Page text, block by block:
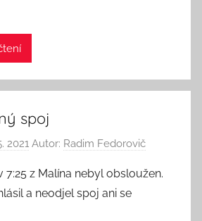
spoj
2021 Autor: Radim Fedorovič
7:25 z Malína nebyl obsloužen.
a neodjel spoj ani se